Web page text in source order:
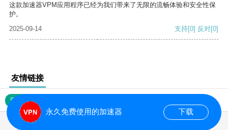
这款加速器VPM应用程序已经为我们带来了无限的流畅体验和安全性保
护。
2025-09-14
支持[0] 反对[0]
友情链接
网站地图
永久免费使用的加速器 下载